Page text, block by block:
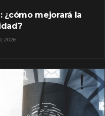
¿cómo mejorará la
2026